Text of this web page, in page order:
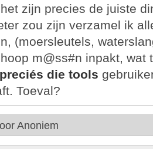
zijn precies de juiste
zou zijn verzamel ik
(moersleutels,
m@ss#n inpakt, wat
preciés die tools
Toeval?
Anoniem